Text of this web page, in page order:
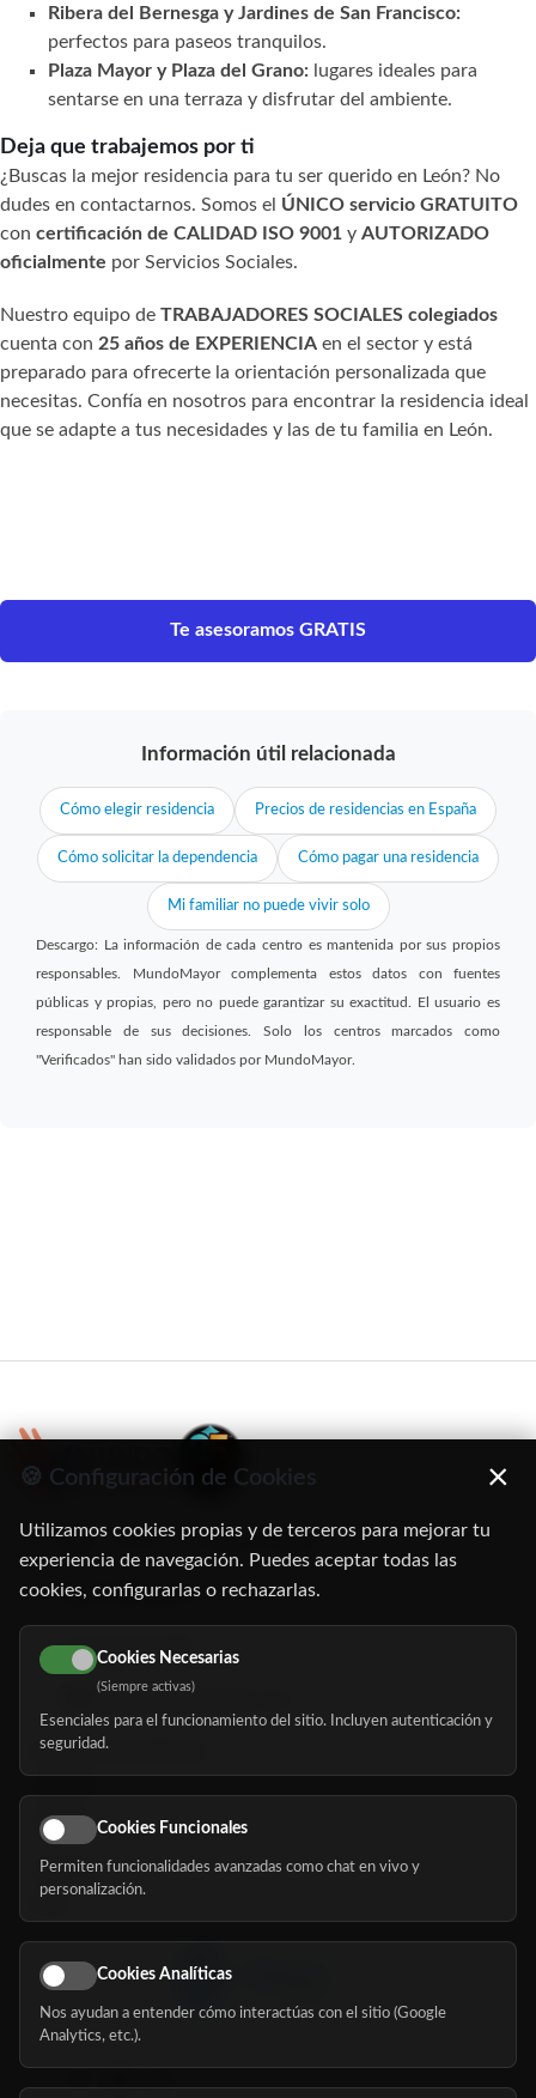
Ribera del Bernesga y Jardines de San Francisco:
perfectos para paseos tranquilos.
Plaza Mayor y Plaza del Grano: lugares ideales para
sentarse en una terraza y disfrutar del ambiente.
Deja que trabajemos por ti
¿Buscas la mejor residencia para tu ser querido en León? No
dudes en contactarnos. Somos el ÚNICO servicio GRATUITO
con certificación de CALIDAD ISO 9001 y AUTORIZADO
oficialmente por Servicios Sociales.
Nuestro equipo de TRABAJADORES SOCIALES colegiados
cuenta con 25 años de EXPERIENCIA en el sector y está
preparado para ofrecerte la orientación personalizada que
necesitas. Confía en nosotros para encontrar la residencia ideal
que se adapte a tus necesidades y las de tu familia en León.
Te asesoramos GRATIS
Información útil relacionada
Cómo elegir residencia Precios de residencias en España
Cómo solicitar la dependencia Cómo pagar una residencia
Mi familiar no puede vivir solo
Descargo: La información de cada centro es mantenida por sus propios
responsables. MundoMayor complementa estos datos con fuentes
públicas y propias, pero no puede garantizar su exactitud. El usuario es
responsable de sus decisiones. Solo los centros marcados como
"Verificados" han sido validados por MundoMayor.
C/ Oruro, 11. 28016 Madrid
91 345 06 26
616 113 103
hola@mundomayor.com
Buscador de residencias
Eventos
Nosotros
Síguenos
🍪 Configuración de Cookies ×
Utilizamos cookies propias y de terceros para mejorar tu
experiencia de navegación. Puedes aceptar todas las
cookies, configurarlas o rechazarlas.
Cookies Necesarias
(Siempre activas)
Esenciales para el funcionamiento del sitio. Incluyen autenticación y
seguridad.
Cookies Funcionales
Permiten funcionalidades avanzadas como chat en vivo y
personalización.
Cookies Analíticas
Nos ayudan a entender cómo interactúas con el sitio (Google
Analytics, etc.).